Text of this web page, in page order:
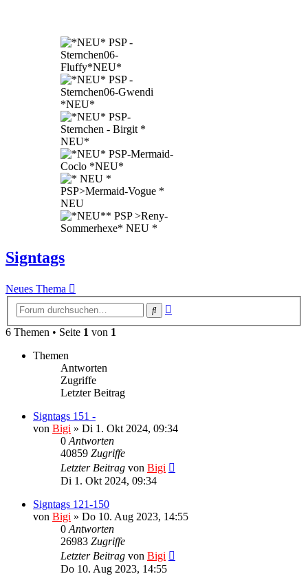
Signtags
Neues Thema
Suche
6 Themen • Seite 1 von 1
Themen
Antworten
Zugriffe
Letzter Beitrag
Signtags 151 -
von Bigi » Di 1. Okt 2024, 09:34
0 Antworten
40859 Zugriffe
Letzter Beitrag von Bigi
Di 1. Okt 2024, 09:34
Signtags 121-150
von Bigi » Do 10. Aug 2023, 14:55
0 Antworten
26983 Zugriffe
Letzter Beitrag von Bigi
Do 10. Aug 2023, 14:55